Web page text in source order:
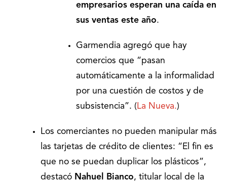
empresarios esperan una caída en
sus ventas este año.
Garmendia agregó que hay
comercios que “pasan
automáticamente a la informalidad
por una cuestión de costos y de
subsistencia”. ( La Nueva.)
Los comerciantes no pueden manipular más
las tarjetas de crédito de clientes: “El fin es
que no se puedan duplicar los plásticos”,
destacó Nahuel Bianco, titular local de la